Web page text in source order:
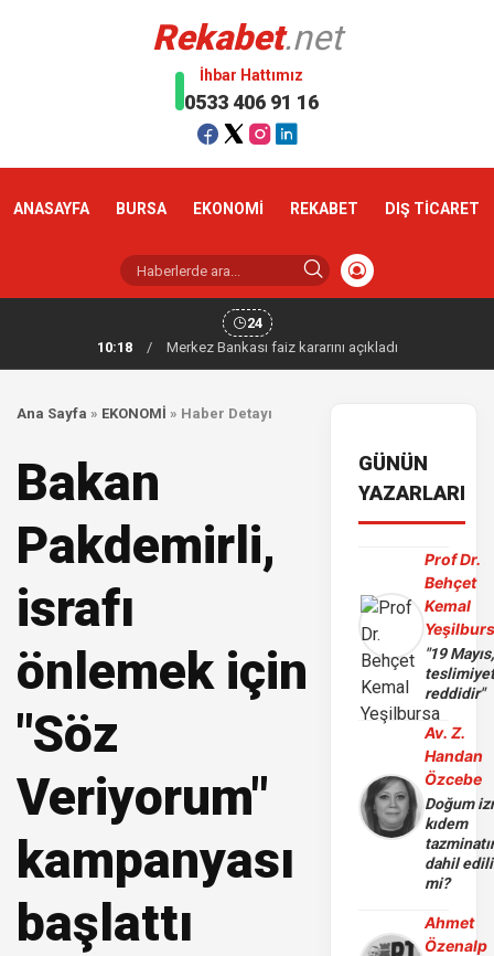
Rekabet.net
İhbar Hattımız
0533 406 91 16
ANASAYFA BURSA EKONOMİ REKABET DIŞ TİCARET
24
10:18
/ Merkez Bankası faiz kararını açıkladı
Ana Sayfa » EKONOMİ » Haber Detayı
Bakan
Pakdemirli,
israfı
önlemek için
"Söz
Veriyorum"
kampanyası
başlattı
GÜNÜN
YAZARLARI
Prof Dr.
Behçet
Kemal
"19 Mayıs,
reddidir"
Av. Z.
Handan
Özcebe
Doğum
kıdem
dahil
mi?
Ahmet
Özenalp